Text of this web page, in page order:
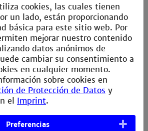
hatten Sie beim
werden.
Sie aus Ihrem Studium
Beruf nutzen?
cookies, las cuales tienen
un lado, están proporcionando
básica para este sitio web. Por
mejorar nuestro contenido
datos anónimos de
cambiar su consentimiento a
en cualquier momento.
sobre cookies en
de Protección de Datos y
el Imprint.
Preferencias